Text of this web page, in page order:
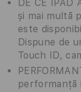
DE CE
și mai multă
este
Dispune de
Touch ID,
performanță